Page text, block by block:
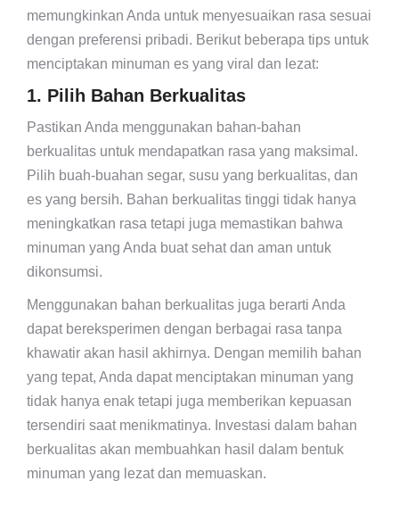
memungkinkan Anda untuk menyesuaikan rasa sesuai
dengan preferensi pribadi. Berikut beberapa tips untuk
menciptakan minuman es yang viral dan lezat:
1. Pilih Bahan Berkualitas
Pastikan Anda menggunakan bahan-bahan
berkualitas untuk mendapatkan rasa yang maksimal.
Pilih buah-buahan segar, susu yang berkualitas, dan
es yang bersih. Bahan berkualitas tinggi tidak hanya
meningkatkan rasa tetapi juga memastikan bahwa
minuman yang Anda buat sehat dan aman untuk
dikonsumsi.
Menggunakan bahan berkualitas juga berarti Anda
dapat bereksperimen dengan berbagai rasa tanpa
khawatir akan hasil akhirnya. Dengan memilih bahan
yang tepat, Anda dapat menciptakan minuman yang
tidak hanya enak tetapi juga memberikan kepuasan
tersendiri saat menikmatinya. Investasi dalam bahan
berkualitas akan membuahkan hasil dalam bentuk
minuman yang lezat dan memuaskan.